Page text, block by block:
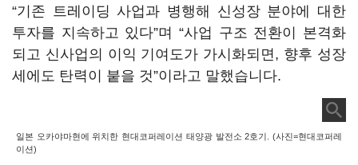
“기존 트레이딩 사업과 병행해 신성장 분야에 대한
투자를 지속하고 있다”며 “사업 구조 전환이 본격화
되고 신사업의 이익 기여도가 가시화되면, 향후 성장
세에도 탄력이 붙을 것”이라고 말했습니다.
일본 오카야마현에 위치한 현대코퍼레이션 태양광 발전소 2호기. (사진=현대코퍼레
이션)